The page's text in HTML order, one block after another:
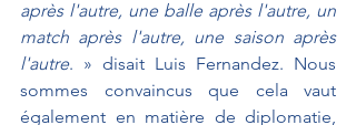
après l'autre, une balle après l'autre, un
match après l'autre, une saison après
l'autre. » disait Luis Fernandez. Nous
sommes convaincus que cela vaut
également en matière de diplomatie,